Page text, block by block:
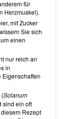
Verlagoder
eines
vereint: die
gefolgt vom
für
Herzmuskel).
mit Zucker
Sie sich
einen
nur reich an
in
(Solanum
sind ein oft
Rezept